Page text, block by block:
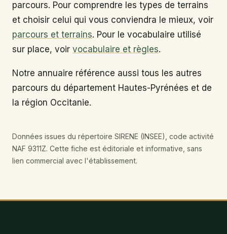
parcours. Pour comprendre les types de terrains
et choisir celui qui vous conviendra le mieux, voir
parcours et terrains. Pour le vocabulaire utilisé
sur place, voir vocabulaire et règles.
Notre annuaire référence aussi tous les autres
parcours du département Hautes-Pyrénées et de
la région Occitanie.
Données issues du répertoire SIRENE (INSEE), code activité
NAF 9311Z. Cette fiche est éditoriale et informative, sans
lien commercial avec l'établissement.